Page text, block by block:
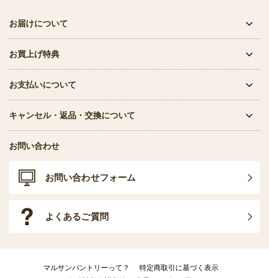
お届けについて
お買上げ特典
お支払いについて
キャンセル・返品・交換について
お問い合わせ
お問い合わせフォーム
よくあるご質問
マルサンパントリーって？
特定商取引に基づく表示